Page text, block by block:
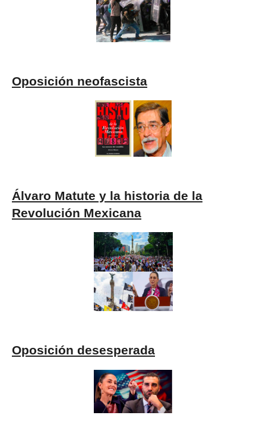
Oposición neofascista
Álvaro Matute y la historia de la
Revolución Mexicana
Oposición desesperada